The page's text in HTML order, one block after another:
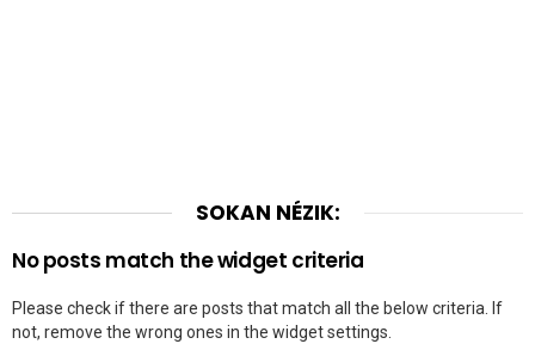
SOKAN NÉZIK:
No posts match the widget criteria
Please check if there are posts that match all the below criteria. If
not, remove the wrong ones in the widget settings.